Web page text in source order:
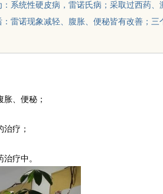
系统性硬皮病，雷诺氏病；采取过西药、
雷诺现象减轻、腹胀、便秘皆有改善；三
、便秘；
疗；
疗中。